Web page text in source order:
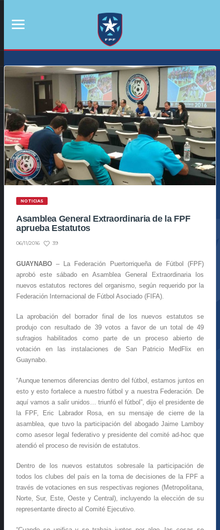
NOTICIAS
Asamblea General Extraordinaria de la FPF
aprueba Estatutos
06/11/2016 39
GUAYNABO – La Federación Puertorriqueña de Fútbol (FPF)
aprobó este sábado en Asamblea General Extraordinaria los
nuevos estatutos rectores del organismo, según requerido por la
Federación Internacional de Fútbol Asociado (FIFA).
La aprobación del borrador final de los nuevos estatutos se
produjo con resultado de 39 votos a favor de un total de 49
sufragios habilitados como parte de un proceso abierto de
votación en las instalaciones de San Patricio MedFlix en
Guaynabo.
“Aunque tenemos diferencias dentro del fútbol, estamos juntos en
esto y esto fortalece a nuestro fútbol y a nuestra Federación. De
aquí vamos a salir unidos… triunfó el fútbol”, dijo el presidente de
la FPF, Eric Labrador Rosa, en su mensaje de cierre de la
asamblea, que tuvo la participación del abogado Jaime Lamboy
como asesor legal federativo y presidente del comité ad-hoc que
atendió el proceso de revisión de estatutos.
Dentro de los nuevos estatutos sobresale la participación de
todos los clubes del país en la toma de decisiones de la FPF a
través de votaciones en sus respectivas regiones (Metropolitana,
Norte, Sur, Este, Oeste y Central), incluyendo la elección de su
representante directo al Comité Ejecutivo.